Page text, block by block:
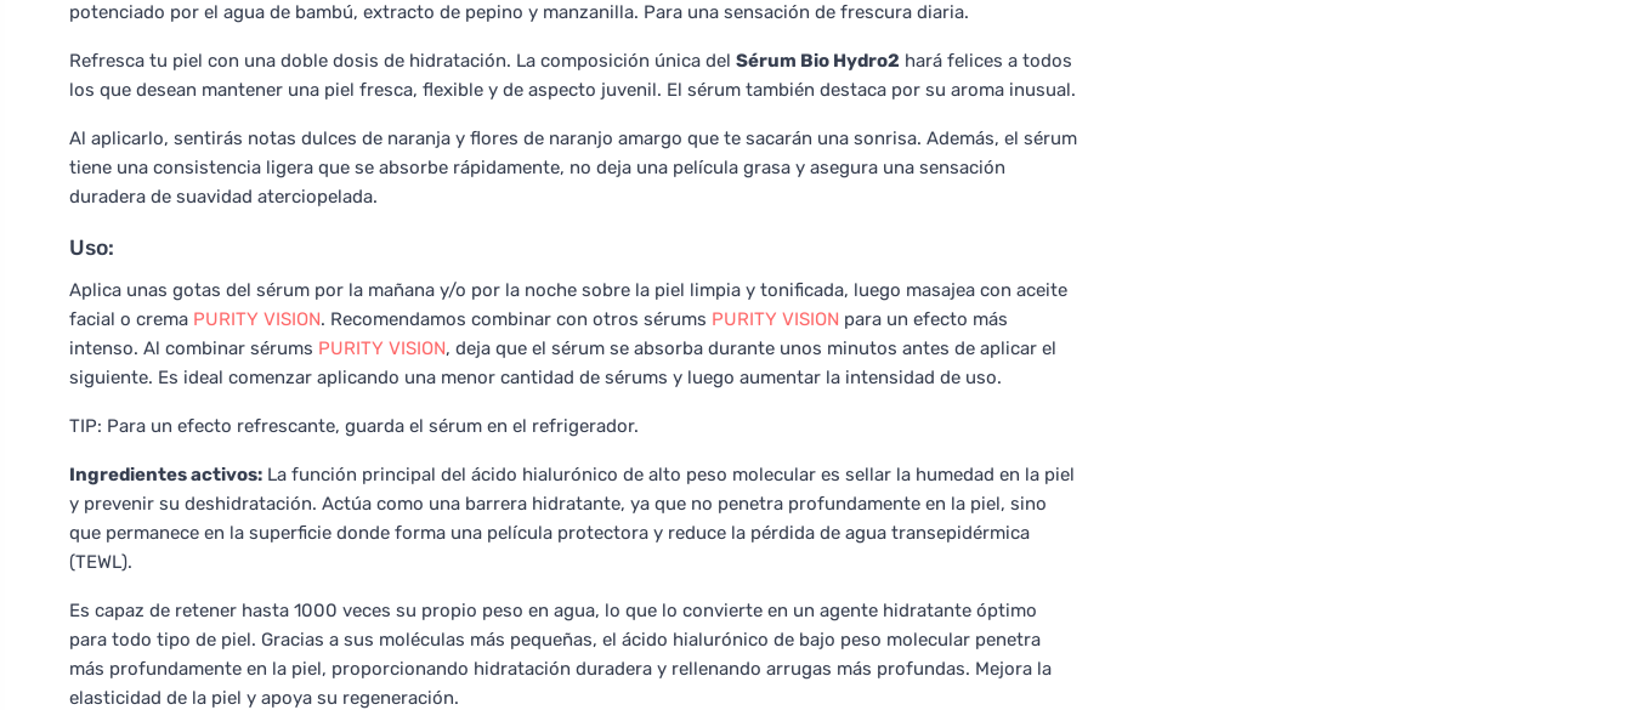
potenciado por el agua de bambú, extracto de pepino y manzanilla. Para una sensación de frescura diaria.
Refresca tu piel con una doble dosis de hidratación. La composición única del Sérum Bio Hydro2 hará felices a todos
los que desean mantener una piel fresca, flexible y de aspecto juvenil. El sérum también destaca por su aroma inusual.
Al aplicarlo, sentirás notas dulces de naranja y flores de naranjo amargo que te sacarán una sonrisa. Además, el sérum
tiene una consistencia ligera que se absorbe rápidamente, no deja una película grasa y asegura una sensación
duradera de suavidad aterciopelada.
Uso:
Aplica unas gotas del sérum por la mañana y/o por la noche sobre la piel limpia y tonificada, luego masajea con aceite
facial o crema PURITY VISION. Recomendamos combinar con otros sérums PURITY VISION para un efecto más
intenso. Al combinar sérums PURITY VISION, deja que el sérum se absorba durante unos minutos antes de aplicar el
siguiente. Es ideal comenzar aplicando una menor cantidad de sérums y luego aumentar la intensidad de uso.
TIP: Para un efecto refrescante, guarda el sérum en el refrigerador.
Ingredientes activos: La función principal del ácido hialurónico de alto peso molecular es sellar la humedad en la piel
y prevenir su deshidratación. Actúa como una barrera hidratante, ya que no penetra profundamente en la piel, sino
que permanece en la superficie donde forma una película protectora y reduce la pérdida de agua transepidérmica
(TEWL).
Es capaz de retener hasta 1000 veces su propio peso en agua, lo que lo convierte en un agente hidratante óptimo
para todo tipo de piel. Gracias a sus moléculas más pequeñas, el ácido hialurónico de bajo peso molecular penetra
más profundamente en la piel, proporcionando hidratación duradera y rellenando arrugas más profundas. Mejora la
elasticidad de la piel y apoya su regeneración.